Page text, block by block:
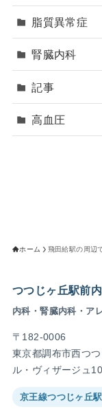
脂質異常症
腎臓内科
記事
高血圧
ホーム 飛田給駅の周辺
つつじヶ丘駅前
内科・腎臓内科・ア
〒182-0006
東京都調布市西つ
ル・ヴィザージュ
京王線つつじヶ丘